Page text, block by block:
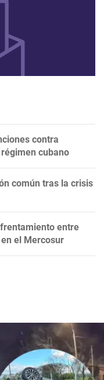
contra
cubano
común tras la crisis
entre
el Mercosur